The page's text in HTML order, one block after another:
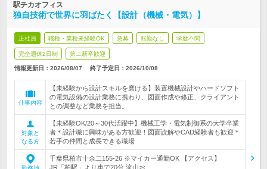
駅チカオフィス
独自技術で世界に羽ばたく【設計（機械・電気）】
正社員 職種・業種未経験OK 急募 転勤なし 学歴不問
完全週休2日制 第二新卒歓迎
情報更新日：2026/08/07 終了予定日： 2026/10/08
仕事内容
【未経験から設計スキルを磨ける】装置機械設計やハードソフト
の電気設備の設計業務に携わり、図面作成や修正、クライアント
との調整など業務を担当。
対象と
なる方
【未経験OK/20～30代活躍中】機械工学・電気制御系の大学卒業
者＊設計職に興味がある方歓迎！図面読解やCAD経験者も歓迎＊
若手の仲間と成長できる職場
千葉県柏市十余二155-26 ※マイカー通勤OK 【アクセス】
JR「柏駅」より車で20分 流山お…